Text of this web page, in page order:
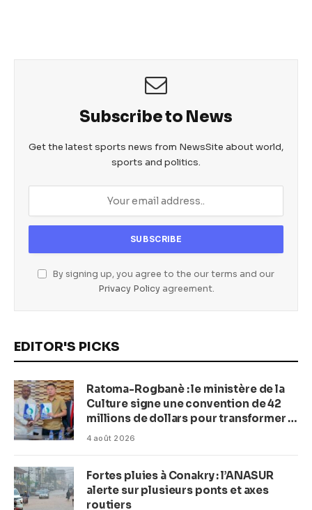
er
Subscribe to News
Get the latest sports news from NewsSite about world,
sports and politics.
By signing up, you agree to the our terms and our
Privacy Policyagreement.
EDITOR'S PICKS
Ratoma-Rogbanè : le ministère de la
Culture signe une convention de 42
millions de dollars pour transformer la
plage en complexe balnéaire
4 août 2026
Fortes pluies à Conakry : l’ANASUR
alerte sur plusieurs ponts et axes
routiers